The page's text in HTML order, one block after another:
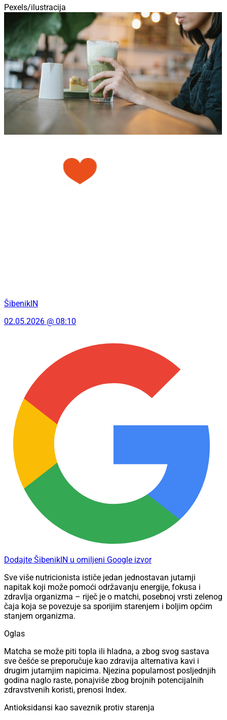
Pexels/ilustracija
ŠibenikIN
02.05.2026 @ 08:10
Dodajte ŠibenikIN u omiljeni Google izvor
Sve više nutricionista ističe jedan jednostavan jutarnji
napitak koji može pomoći održavanju energije, fokusa i
zdravlja organizma – riječ je o matchi, posebnoj vrsti zelenog
čaja koja se povezuje sa sporijim starenjem i boljim općim
stanjem organizma.
Oglas
Matcha se može piti topla ili hladna, a zbog svog sastava
sve češće se preporučuje kao zdravija alternativa kavi i
drugim jutarnjim napicima. Njezina popularnost posljednjih
godina naglo raste, ponajviše zbog brojnih potencijalnih
zdravstvenih koristi, prenosi Index.
Antioksidansi kao saveznik protiv starenja